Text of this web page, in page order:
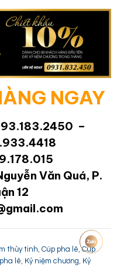
NGAY
–
Văn Quá, P.
12
thủy tinh, Cúp pha lê,Cúp
lê, Kỷ niệm chương, Kỷ